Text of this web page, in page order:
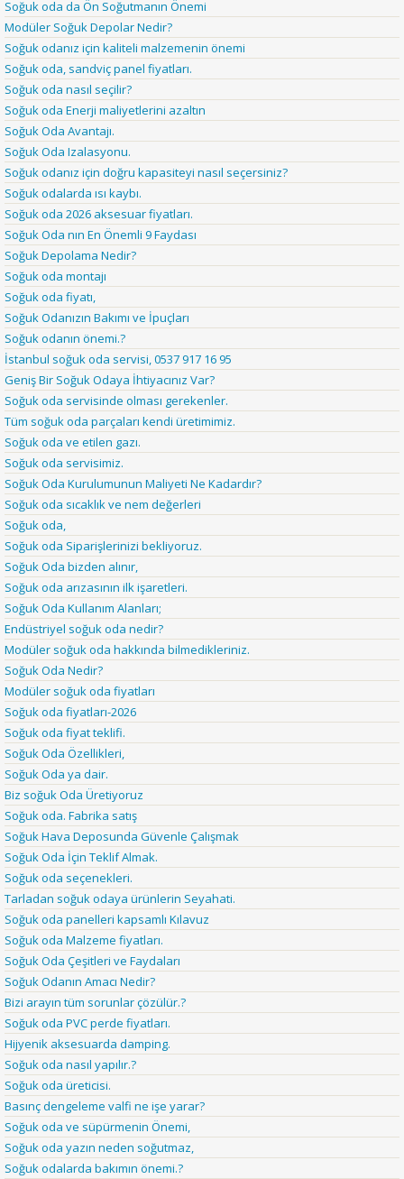
Soğuk oda da Ön Soğutmanın Önemi
Modüler Soğuk Depolar Nedir?
Soğuk odanız için kaliteli malzemenin önemi
Soğuk oda, sandviç panel fiyatları.
Soğuk oda nasıl seçilir?
Soğuk oda Enerji maliyetlerini azaltın
Soğuk Oda Avantajı.
Soğuk Oda Izalasyonu.
Soğuk odanız için doğru kapasiteyi nasıl seçersiniz?
Soğuk odalarda ısı kaybı.
Soğuk oda 2026 aksesuar fiyatları.
Soğuk Oda nın En Önemli 9 Faydası
Soğuk Depolama Nedir?
Soğuk oda montajı
Soğuk oda fiyatı,
Soğuk Odanızın Bakımı ve İpuçları
Soğuk odanın önemi.?
İstanbul soğuk oda servisi, 0537 917 16 95
Geniş Bir Soğuk Odaya İhtiyacınız Var?
Soğuk oda servisinde olması gerekenler.
Tüm soğuk oda parçaları kendi üretimimiz.
Soğuk oda ve etilen gazı.
Soğuk oda servisimiz.
Soğuk Oda Kurulumunun Maliyeti Ne Kadardır?
Soğuk oda sıcaklık ve nem değerleri
Soğuk oda,
Soğuk oda Siparişlerinizi bekliyoruz.
Soğuk Oda bizden alınır,
Soğuk oda arızasının ilk işaretleri.
Soğuk Oda Kullanım Alanları;
Endüstriyel soğuk oda nedir?
Modüler soğuk oda hakkında bilmedikleriniz.
Soğuk Oda Nedir?
Modüler soğuk oda fiyatları
Soğuk oda fiyatları-2026
Soğuk oda fiyat teklifi.
Soğuk Oda Özellikleri,
Soğuk Oda ya dair.
Biz soğuk Oda Üretiyoruz
Soğuk oda. Fabrika satış
Soğuk Hava Deposunda Güvenle Çalışmak
Soğuk Oda İçin Teklif Almak.
Soğuk oda seçenekleri.
Tarladan soğuk odaya ürünlerin Seyahati.
Soğuk oda panelleri kapsamlı Kılavuz
Soğuk oda Malzeme fiyatları.
Soğuk Oda Çeşitleri ve Faydaları
Soğuk Odanın Amacı Nedir?
Bizi arayın tüm sorunlar çözülür.?
Soğuk oda PVC perde fiyatları.
Hijyenik aksesuarda damping.
Soğuk oda nasıl yapılır.?
Soğuk oda üreticisi.
Basınç dengeleme valfi ne işe yarar?
Soğuk oda ve süpürmenin Önemi,
Soğuk oda yazın neden soğutmaz,
Soğuk odalarda bakımın önemi.?